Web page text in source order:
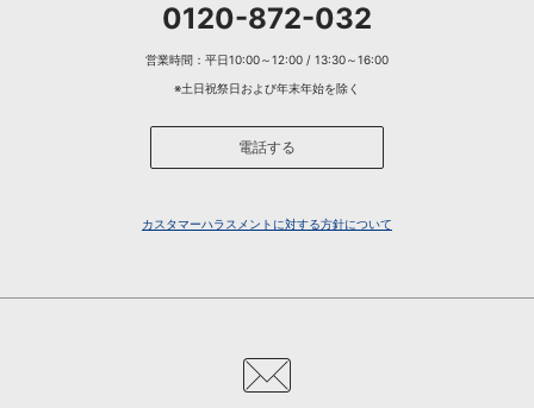
0120-872-032
営業時間：平日10:00～12:00 / 13:30～16:00
※土日祝祭日および年末年始を除く
電話する
カスタマーハラスメントに対する方針について